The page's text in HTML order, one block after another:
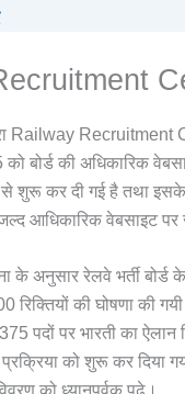
Railway
बोर्ड की अधिकारिक
शुरू कर दी गई है तथा
आधिकारिक वेबसाइट
के अनुसार रेलवे भर्ती
रिक्तियों की घोषणा की
पदों पर भारती का ऐलान
को शुरू कर दिया